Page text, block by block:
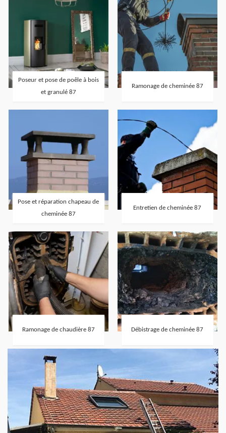
Poseur et pose de poêle à bois
et granulé 87
Ramonage de cheminée 87
Pose et réparation chapeau de
cheminée 87
Entretien de cheminée 87
Ramonage de chaudière 87 Débistrage de cheminée 87